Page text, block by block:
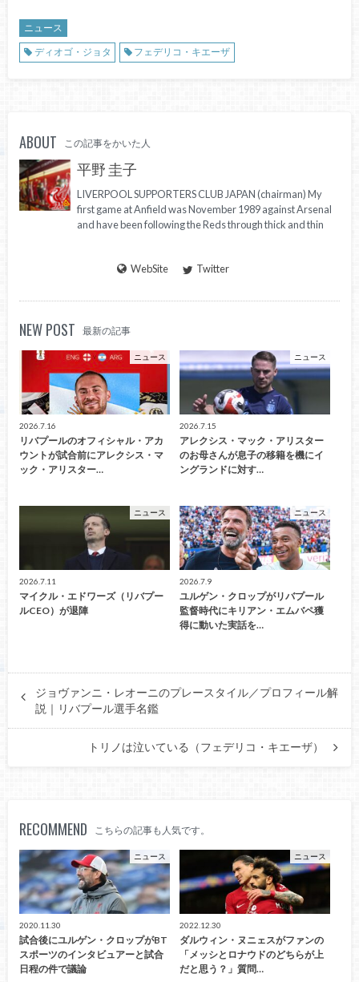
ニュース
ディオゴ・ジョタ
フェデリコ・キエーザ
ABOUT この記事をかいた人
平野 圭子
LIVERPOOL SUPPORTERS CLUB JAPAN (chairman) My
first game at Anfield was November 1989 against Arsenal
and have been following the Reds through thick and thin
WebSite Twitter
NEW POST 最新の記事
ニュース
2026.7.16
リバプールのオフィシャル・アカ
ウントが試合前にアレクシス・マ
ック・アリスター…
ニュース
2026.7.15
アレクシス・マック・アリスター
のお母さんが息子の移籍を機にイ
ングランドに対す…
ニュース
2026.7.11
マイクル・エドワーズ（リバプー
ルCEO）が退陣
ニュース
2026.7.9
ユルゲン・クロップがリバプール
監督時代にキリアン・エムバペ獲
得に動いた実話を…
ジョヴァンニ・レオーニのプレースタイル／プロフィール解
説｜リバプール選手名鑑
トリノは泣いている（フェデリコ・キエーザ）
RECOMMEND こちらの記事も人気です。
ニュース
2020.11.30
試合後にユルゲン・クロップがBT
スポーツのインタビュアーと試合
日程の件で議論
ニュース
2022.12.30
ダルウィン・ヌニェスがファンの
「メッシとロナウドのどちらが上
だと思う？」質問…